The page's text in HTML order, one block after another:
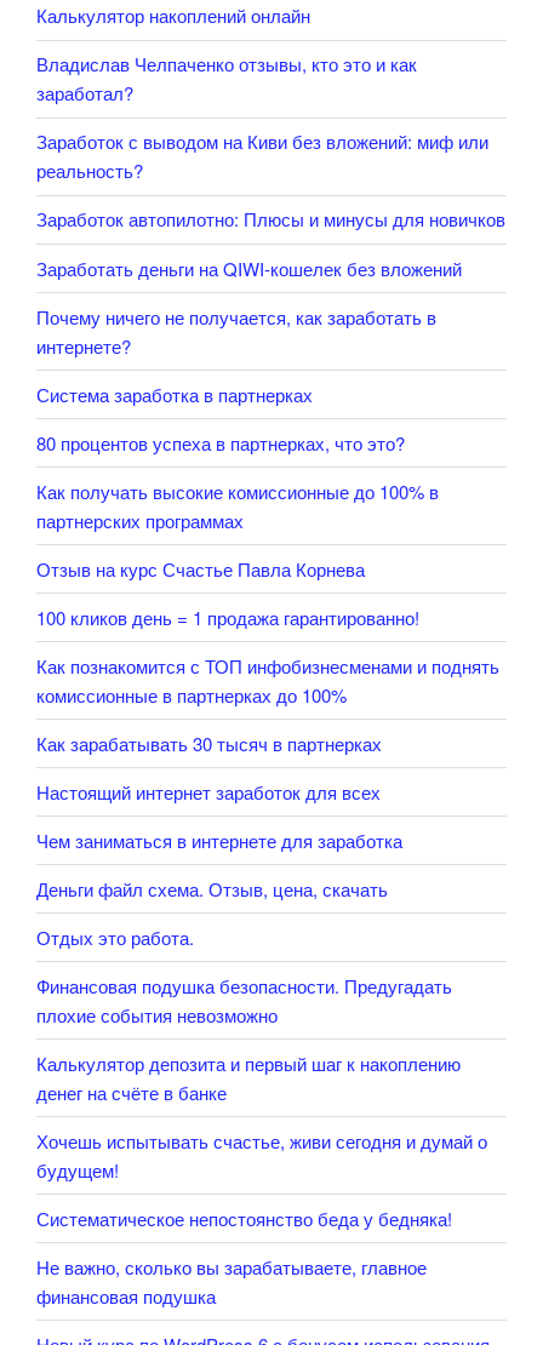
Калькулятор накоплений онлайн
Владислав Челпаченко отзывы, кто это и как
заработал?
Заработок с выводом на Киви без вложений: миф или
реальность?
Заработок автопилотно: Плюсы и минусы для новичков
Заработать деньги на QIWI-кошелек без вложений
Почему ничего не получается, как заработать в
интернете?
Система заработка в партнерках
80 процентов успеха в партнерках, что это?
Как получать высокие комиссионные до 100% в
партнерских программах
Отзыв на курс Счастье Павла Корнева
100 кликов день = 1 продажа гарантированно!
Как познакомится с ТОП инфобизнесменами и поднять
комиссионные в партнерках до 100%
Как зарабатывать 30 тысяч в партнерках
Настоящий интернет заработок для всех
Чем заниматься в интернете для заработка
Деньги файл схема. Отзыв, цена, скачать
Отдых это работа.
Финансовая подушка безопасности. Предугадать
плохие события невозможно
Калькулятор депозита и первый шаг к накоплению
денег на счёте в банке
Хочешь испытывать счастье, живи сегодня и думай о
будущем!
Систематическое непостоянство беда у бедняка!
Не важно, сколько вы зарабатываете, главное
финансовая подушка